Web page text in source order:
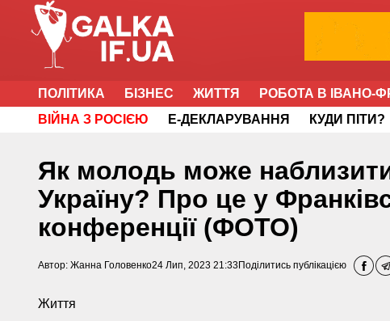
ПОЛІТИКА БІЗНЕС ЖИТТЯ РОБОТА В ІВАНО-
ВІЙНА З РОСІЄЮ
Е-ДЕКЛАРУВАННЯ КУДИ ПІТИ?
Як молодь може
Україну? Про це у
конференції (ФОТО)
Автор: Жанна Головенко24 Лип, 2023 21:33 Поділитись публікацією
Життя